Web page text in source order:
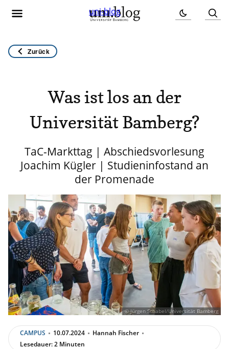
uni-blog
Zurück
Was ist los an der
Universität Bamberg?
TaC-Markttag | Abschiedsvorlesung
Joachim Kügler | Studieninfostand an
der Promenade
© Jürgen Schabel/Universität Bamberg
CAMPUS 10.07.2024
Hannah Fischer
Lesedauer: 2 Minuten